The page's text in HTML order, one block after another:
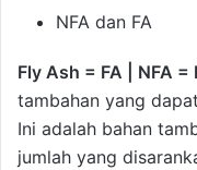
NFA dan FA
Fly Ash = FA | NFA =
tambahan yang
Ini adalah bahan
jumlah yang